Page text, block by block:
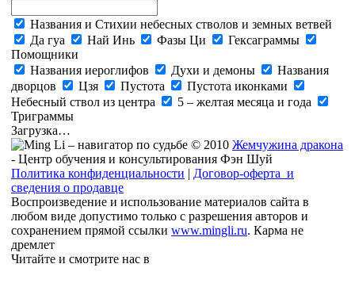
Названия и Стихии небесных стволов и земных ветвей
Да гуа
Най Инь Фазы Ци
Гексаграммы
Помощники
Названия иероглифов
Духи и демоны
Названия
дворцов
Цзя Пустота
Пустота иконками
Небесный ствол из центра
5 – желтая месяца и года
Триграммы
Загрузка…
© 2010 Жемчужина дракона
- Центр обучения и консультирования Фэн Шуй
Политика конфиденциальности
Договор-оферта и
сведения о продавце
Воспроизведение и использование материалов сайта в
любом виде допустимо только с разрешения авторов и
сохранением прямой ссылки www.mingli.ru. Карма не
дремлет
Читайте и смотрите нас в